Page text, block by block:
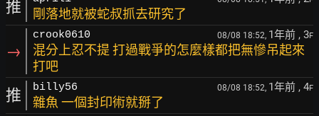
推 剛落地就被蛇叔抓去研究了
→
crook0610 08/08 18:52, 1年前 , 3F
混分上忍不提 打過戰爭的怎麼樣都把無慘吊起來
打吧
推 billy56 08/08 18:52, 1年前 , 4F
雜魚 一個封印術就掰了